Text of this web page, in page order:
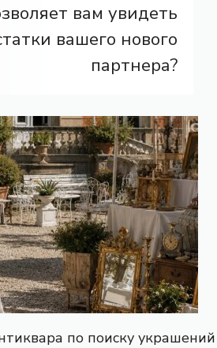
вам увидеть
вашего нового
партнера?
по поиску украшений